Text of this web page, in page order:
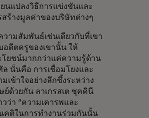
ยนแปลงวิธีการแข่งขันและ
สร้างมูลค่าของบริษัทต่างๆ
วามสัมพันธ์เช่นเดียวกับที่เขา
อดีตครูของเขานั้น ให้
โยชน์มากกว่าแค่ความรู้ด้าน
ล นั่นคือ การเชื่อมโยงและ
มเข้าใจอย่างลึกซึ้งระหว่าง
ย์ด้วยกัน ลาเกรสเต ซุคคินี
วว่า “ความเคารพและ
คติในการทำงานร่วมกันนั้น